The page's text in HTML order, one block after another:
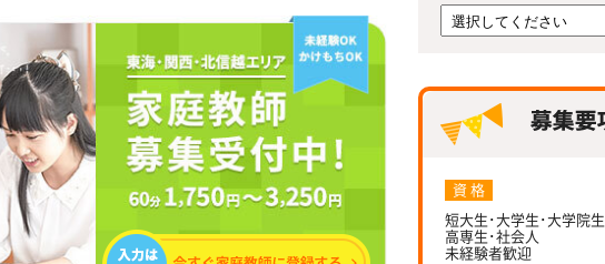
資 格
短大生･大学生･大学院生
高専生･社会人
未経験者歓迎